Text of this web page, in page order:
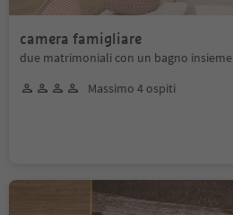
camera famigliare
due matrimoniali con un bagno insieme
Massimo 4 ospiti